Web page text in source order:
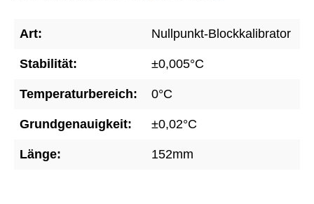
Art: Nullpunkt-Blockkalibrator
Stabilität: ±0,005°C
Temperaturbereich: 0°C
Grundgenauigkeit: ±0,02°C
Länge: 152mm